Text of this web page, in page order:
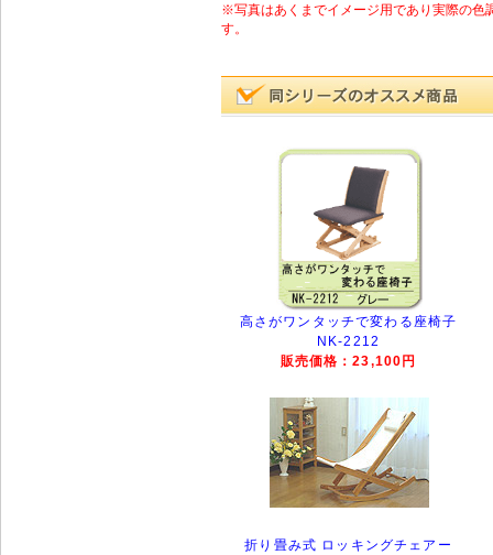
※写真はあくまでイメージ用であり実際の色
す。
高さがワンタッチで変わる座椅子
NK-2212
販売価格：23,100円
折り畳み式 ロッキングチェアー